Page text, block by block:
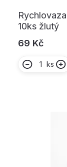
10ks žlutý
69 Kč
ks